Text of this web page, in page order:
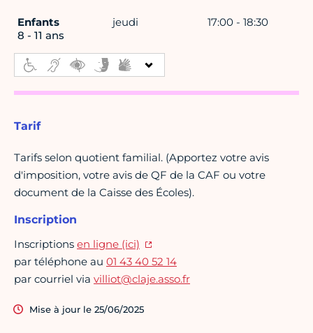
Enfants
8 - 11 ans
jeudi 17:00 - 18:30
Tarif
Tarifs selon quotient familial. (Apportez votre avis
d'imposition, votre avis de QF de la CAF ou votre
document de la Caisse des Écoles).
Inscription
Inscriptions en ligne (ici)
par téléphone au 01 43 40 52 14
par courriel via villiot@claje.asso.fr
Mise à jour le 25/06/2025